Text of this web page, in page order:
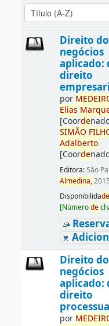
Direito
negócios
aplicado:
direito
por MEDE
Elias
[Coorde
SIMÃO
Adalberto
[Coorde
Editora:São
Almedina,2015
Disponibilidade
[Númerode
Direito
negócios
aplicado:
direito
por MEDE